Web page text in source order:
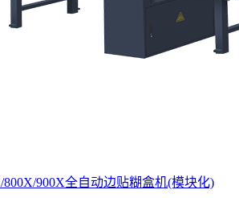
800X/900X全自动边贴糊盒机(模块化)